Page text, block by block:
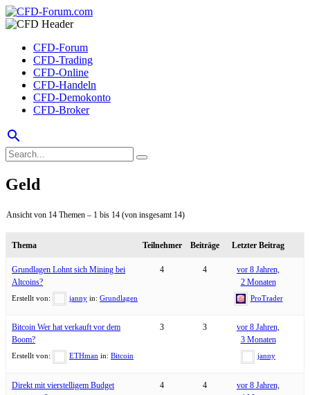
CFD-Forum
CFD-Trading
CFD-Online
CFD-Handeln
CFD-Demokonto
CFD-Broker
search
Geld
Ansicht von 14 Themen – 1 bis 14 (von insgesamt 14)
Thema Teilnehmer Beiträge Letzter Beitrag
Grundlagen Lohnt sich Mining bei
Altcoins?
Erstellt von: janny in: Grundlagen
4 4
vor 8 Jahren,
2 Monaten
ProTrader
Bitcoin Wer hat verkauft vor dem
Boom?
Erstellt von: ETHman in: Bitcoin
3 3
vor 8 Jahren,
3 Monaten
janny
Direkt mit vierstelligem Budget
4 4
vor 8 Jahren,